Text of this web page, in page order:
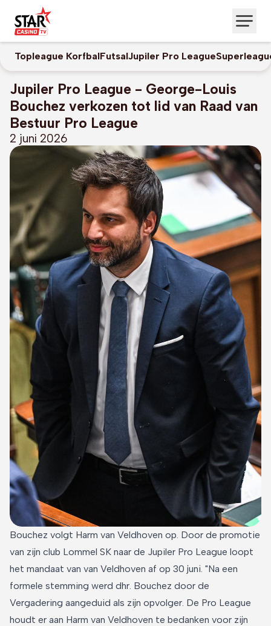
Topleague KorfbalFutsalJupiler Pro League
Jupiler Pro League - George-Louis
Bouchez verkozen tot lid van Raad van
Bestuur Pro League
2 juni 2026
Bouchez volgt Harm van Veldhoven op. Door de promotie
van zijn club Lommel SK naar de Jupiler Pro League loopt
het mandaat van van Veldhoven af op 30 juni. "Na een
formele stemming werd dhr. Bouchez door de
Vergadering aangeduid als zijn opvolger. De Pro League
houdt er aan Harm van Veldhoven te bedanken voor zijn